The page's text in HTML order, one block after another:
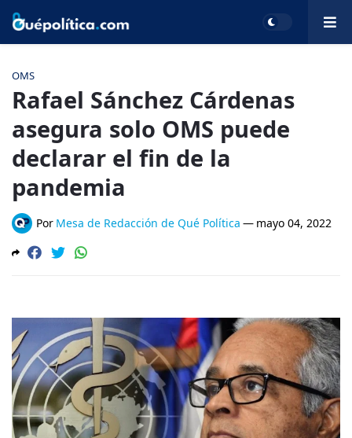
OMS
Rafael Sánchez Cárdenas
asegura solo OMS puede
declarar el fin de la
pandemia
Por Mesa de Redacción de Qué Política — mayo 04, 2022